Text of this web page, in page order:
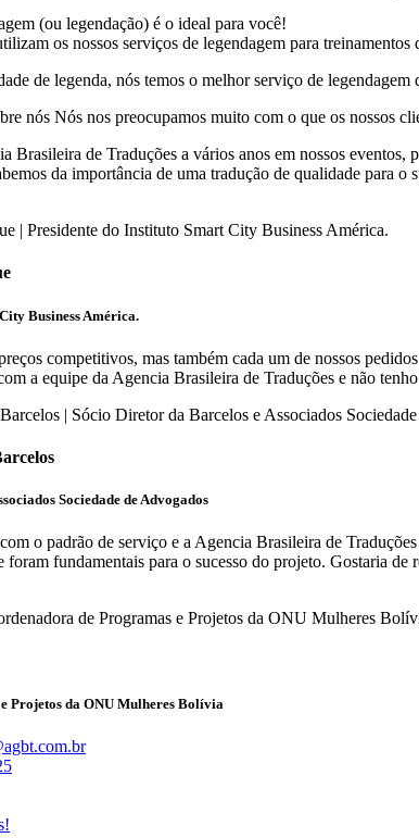
(ou legendação) é o ideal para você!
os nossos serviços de legendagem para treinamentos
de legenda, nós temos o melhor serviço de
nós Nós nos preocupamos muito com o que os nossos
Brasileira de Traduções a vários anos em nossos
da importância de uma tradução de qualidade para
Business América.
competitivos, mas também cada um de nossos
a equipe da Agencia Brasileira de Traduções e não
Sociedade de Advogados
o padrão de serviço e a Agencia Brasileira de
foram fundamentais para o sucesso do projeto. Gostaria
Projetos da ONU Mulheres Bolívia